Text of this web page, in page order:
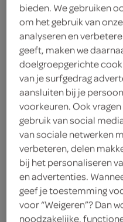
1 theelepel dijonmosterd
400 gram belegen
400 gram emmentaler
400 gram belegen kaas
400 gram gruyère
400 milliliter droge witte
1 teentje knoflook
bieden. We gebruiken
om het gebruik van
analyseren en
geeft, maken we
doelgroepgerichte
van je surfgedrag
aansluiten bij je
voorkeuren. Ook
gebruik van social
van sociale netwerken
verbeteren, delen
bij het personaliseren
en advertenties.
geef je toestemming
voor “Weigeren”? Dan
noodzakelijke,